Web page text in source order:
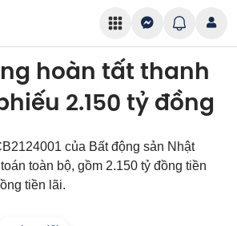
hoàn tất thanh
2.150 tỷ đồng
của Bất động sản Nhật
toàn bộ, gồm 2.150 tỷ đồng tiền
tiền lãi.